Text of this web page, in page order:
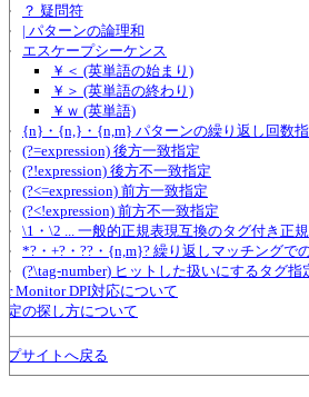
？ 疑問符
| パターンの論理和
エスケープシーケンス
￥＜ (英単語の始まり)
￥＞ (英単語の終わり)
￥ｗ (英単語)
{n}・{n,}・{n,m} パターンの繰り返し回数
(?=expression) 後方一致指定
(?!expression) 後方不一致指定
(?<=expression) 前方一致指定
(?<!expression) 前方不一致指定
\1・\2 ... 一般的正規表現互換のタグ付き正
*?・+?・??・{n,m}? 繰り返しマッチングで
(?\tag-number) ヒットした扱いにするタグ指
Monitor DPI対応について
定の探し方について
プサイトへ戻る